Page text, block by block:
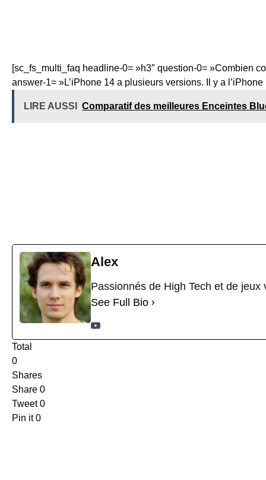
[sc_fs_multi_faq headline-0= »h3″ question-0= »Combien
answer-1= »L’iPhone 14 a plusieurs versions. Il y a
LIRE AUSSI Comparatif des meilleures Enceintes
Alex
Passionnés de High Tech et de
See Full Bio
Total
0
Shares
Share 0
Tweet 0
Pin it 0